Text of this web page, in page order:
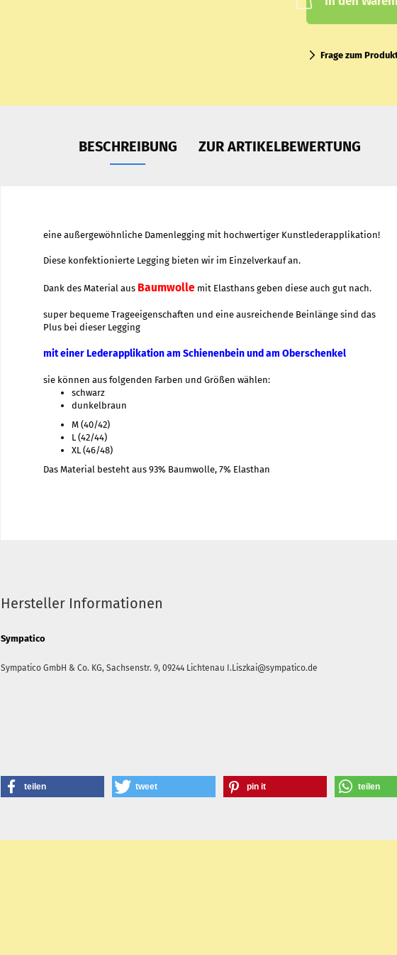
Frage zum
BESCHREIBUNG ZUR ARTIKELBEWERTUNG
eine außergewöhnliche Damenlegging mit hochwertiger Kunstlederapplikation!
Diese konfektionierte Legging bieten wir im Einzelverkauf an.
Dank des Material aus Baumwolle mit Elasthans geben diese auch gut nach.
super bequeme Trageeigenschaften und eine ausreichende Beinlänge sind das
Plus bei dieser Legging
mit einer Lederapplikation am Schienenbein und am Oberschenkel
sie können aus folgenden Farben und Größen wählen:
schwarz
dunkelbraun
M (40/42)
L (42/44)
XL (46/48)
Das Material besteht aus 93% Baumwolle, 7% Elasthan
Hersteller Informationen
Sympatico
Sympatico GmbH & Co. KG,Sachsenstr. 9,09244 Lichtenau I.Liszkai@sympatico.de
teilen tweet pin it teilen